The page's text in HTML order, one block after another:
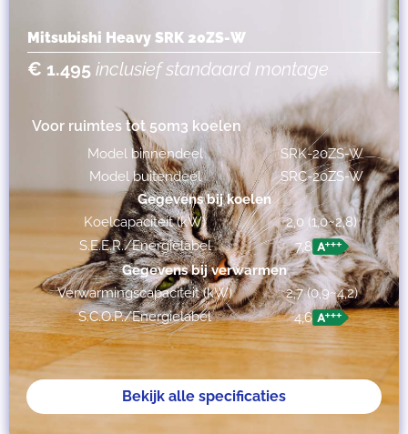
Mitsubishi Heavy SRK 20ZS-W
€ 1.495 inclusief standaard montage
Voor ruimtes tot 50m3 koelen
Model binnendeel
SRK-20ZS-W
Model buitendeel
SRC-20ZS-W
Gegevens bij koelen
Koelcapaciteit (kW)
2,0 (1,0~2,8)
S.E.E.R./Energielabel
7,8
Gegevens bij verwarmen
Verwarmingscapaciteit (kW)
2,7 (0,9~4,2)
S.C.O.P./Energielabel
4,6
Bekijk alle specificaties